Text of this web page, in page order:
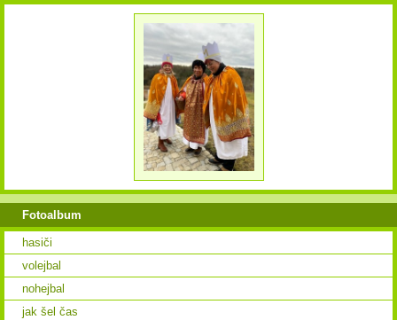
Fotoalbum
hasiči
volejbal
nohejbal
jak šel čas